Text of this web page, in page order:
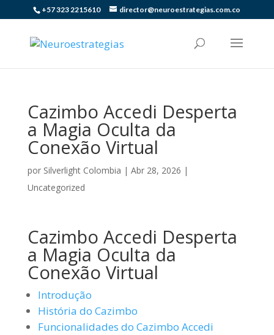
+57 323 2215610 director@neuroestrategias.com.co
Cazimbo Accedi Desperta
a Magia Oculta da
Conexão Virtual
por Silverlight Colombia | Abr 28, 2026 |
Uncategorized
Cazimbo Accedi Desperta
a Magia Oculta da
Conexão Virtual
Introdução
História do Cazimbo
Funcionalidades do Cazimbo Accedi